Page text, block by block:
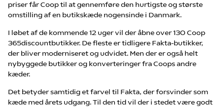
priser får Coop til at gennemføre den hurtigste og største
omstilling af en butikskæde nogensinde i Danmark.
I løbet af de kommende 12 uger vil der åbne over 130 Coop
365discountbutikker. De fleste er tidligere Fakta-butikker,
der bliver moderniseret og udvidet. Men der er også helt
nybyggede butikker og konverteringer fra Coops andre
kæder.
Det betyder samtidig et farvel til Fakta, der forsvinder som
kæde med årets udgang. Til den tid vil der i stedet være godt